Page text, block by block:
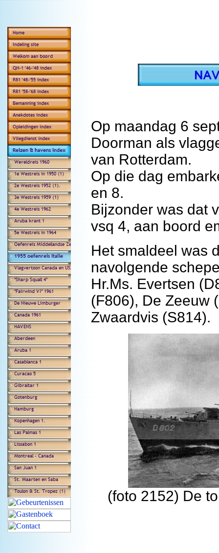
Op maandag 6
Doorman als
van Rotterdam.
Op die dag
en 8.
Bijzonder was dat
vsq 4, aan boord
Het smaldeel was
navolgende
Hr.Ms. Evertsen
(F806), De Zeeuw
Zwaardvis (S814).
(foto 2152) De